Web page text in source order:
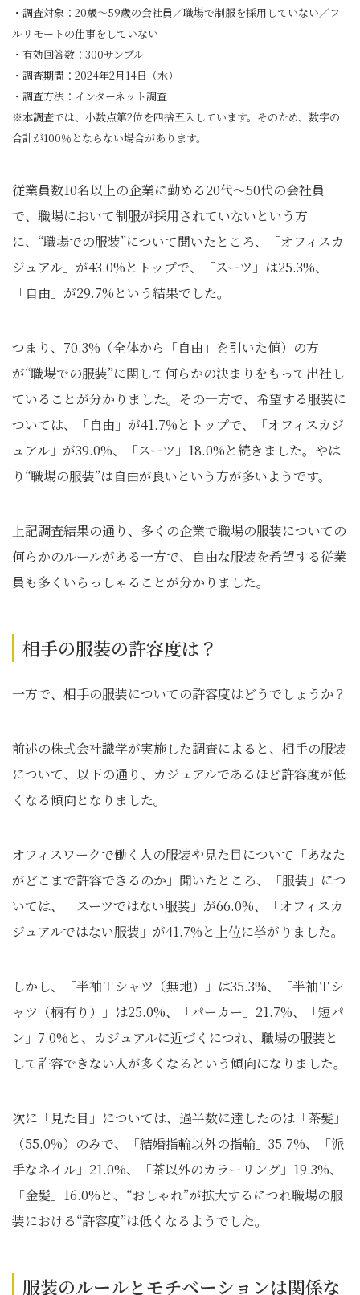
・調査対象：20歳～59歳の会社員／職場で制服を採用していない／フ
ルリモートの仕事をしていない
・有効回答数：300サンプル
・調査期間：2024年2月14日（水）
・調査方法：インターネット調査
※本調査では、小数点第2位を四捨五入しています。そのため、数字の
合計が100％とならない場合があります。
従業員数10名以上の企業に勤める20代～50代の会社員
で、職場において制服が採用されていないという方
に、“職場での服装”について聞いたところ、「オフィスカ
ジュアル」が43.0%とトップで、「スーツ」は25.3%、
「自由」が29.7%という結果でした。
つまり、70.3%（全体から「自由」を引いた値）の方
が“職場での服装”に関して何らかの決まりをもって出社し
ていることが分かりました。その一方で、希望する服装に
ついては、「自由」が41.7%とトップで、「オフィスカジ
ュアル」が39.0%、「スーツ」18.0%と続きました。やは
り“職場の服装”は自由が良いという方が多いようです。
上記調査結果の通り、多くの企業で職場の服装についての
何らかのルールがある一方で、自由な服装を希望する従業
員も多くいらっしゃることが分かりました。
相手の服装の許容度は？
一方で、相手の服装についての許容度はどうでしょうか？
前述の株式会社識学が実施した調査によると、相手の服装
について、以下の通り、カジュアルであるほど許容度が低
くなる傾向となりました。
オフィスワークで働く人の服装や見た目について「あなた
がどこまで許容できるのか」聞いたところ、「服装」につ
いては、「スーツではない服装」が66.0%、「オフィスカ
ジュアルではない服装」が41.7%と上位に挙がりました。
しかし、「半袖Ｔシャツ（無地）」は35.3%、「半袖Ｔシ
ャツ（柄有り）」は25.0%、「パーカー」21.7%、「短パ
ン」7.0%と、カジュアルに近づくにつれ、職場の服装と
して許容できない人が多くなるという傾向になりました。
次に「見た目」については、過半数に達したのは「茶髪」
（55.0%）のみで、「結婚指輪以外の指輪」35.7%、「派
手なネイル」21.0%、「茶以外のカラーリング」19.3%、
「金髪」16.0%と、“おしゃれ”が拡大するにつれ職場の服
装における“許容度”は低くなるようでした。
服装のルールとモチベーションは関係な